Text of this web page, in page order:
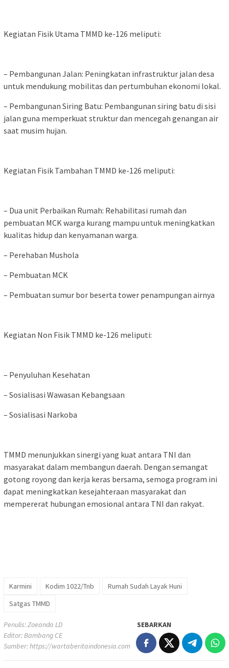
Kegiatan Fisik Utama TMMD ke-126 meliputi:
– Pembangunan Jalan: Peningkatan infrastruktur jalan desa
untuk mendukung mobilitas dan pertumbuhan ekonomi lokal.
– Pembangunan Siring Batu: Pembangunan siring batu di sisi
jalan guna memperkuat struktur dan mencegah genangan air
saat musim hujan.
Kegiatan Fisik Tambahan TMMD ke-126 meliputi:
– Dua unit Perbaikan Rumah: Rehabilitasi rumah dan
pembuatan MCK warga kurang mampu untuk meningkatkan
kualitas hidup dan kenyamanan warga.
– Perehaban Mushola
– Pembuatan MCK
– Pembuatan sumur bor beserta tower penampungan airnya
Kegiatan Non Fisik TMMD ke-126 meliputi:
– Penyuluhan Kesehatan
– Sosialisasi Wawasan Kebangsaan
– Sosialisasi Narkoba
TMMD menunjukkan sinergi yang kuat antara TNI dan
masyarakat dalam membangun daerah. Dengan semangat
gotong royong dan kerja keras bersama, semoga program ini
dapat meningkatkan kesejahteraan masyarakat dan
mempererat hubungan emosional antara TNI dan rakyat.
Karmini Kodim 1022/Tnb
Rumah Sudah Layak Huni
Satgas TMMD
Penulis: Zoeanda LD
Editor: Bambang CE
Sumber:https://wartaberitaindonesia.com
SEBARKAN